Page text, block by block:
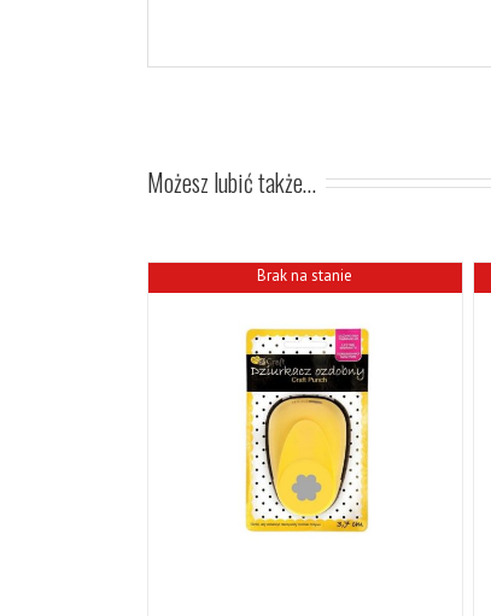
Możesz lubić także…
Brak na stanie